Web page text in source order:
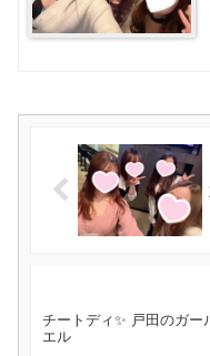
チートディ✨️ 戸田のガー
エル